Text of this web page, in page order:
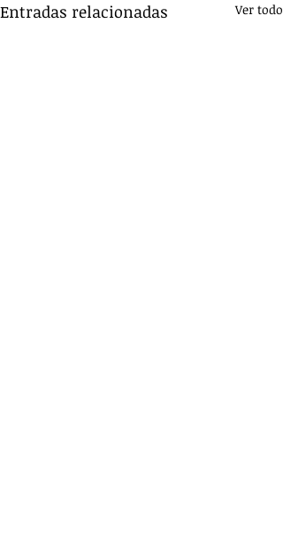
Entradas relacionadas Ver todo